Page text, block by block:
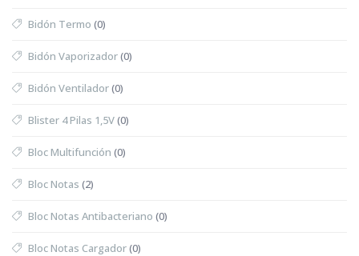
Bidón Termo (0)
Bidón Vaporizador(0)
Bidón Ventilador(0)
Blister 4 Pilas 1,5V(0)
Bloc Multifunción (0)
Bloc Notas (2)
Bloc Notas Antibacteriano (0)
Bloc Notas Cargador(0)